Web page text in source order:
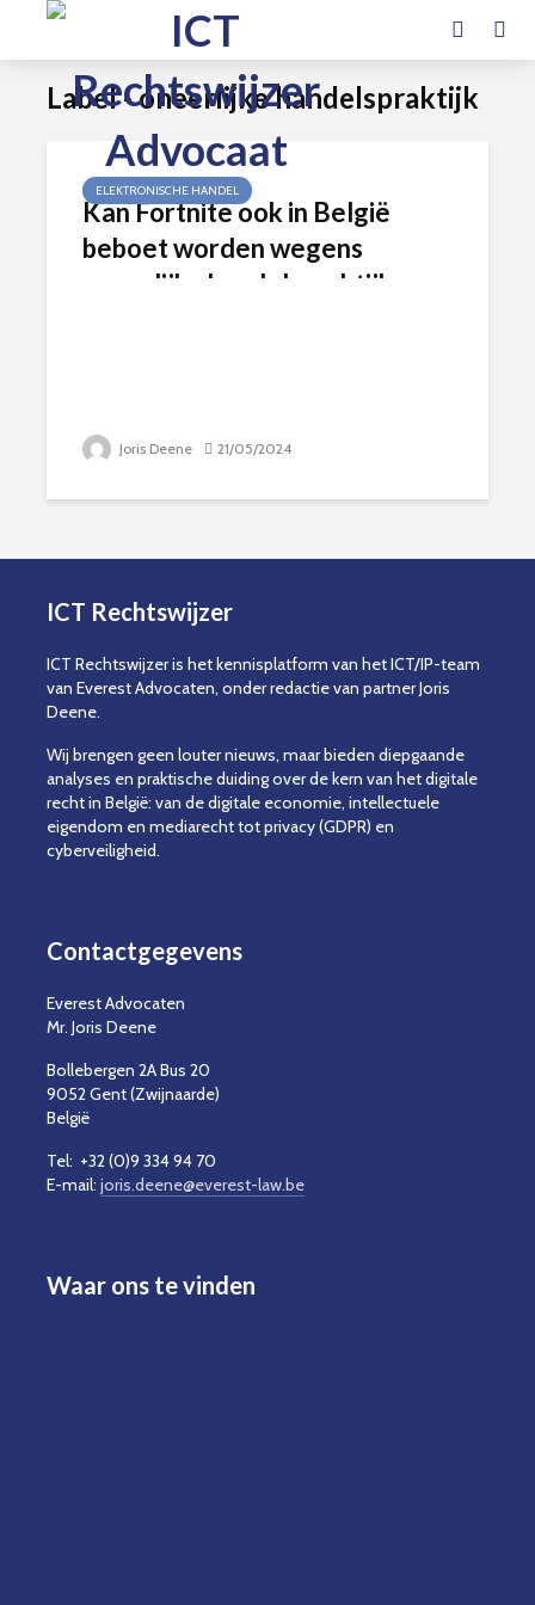
Label - oneerlijke handelspraktijk
ELEKTRONISCHE HANDEL
Kan Fortnite ook in België
beboet worden wegens
oneerlijke handelspraktijken
Joris Deene 21/05/2024
ICT Rechtswijzer
ICT Rechtswijzer is het kennisplatform van het ICT/IP-team
van Everest Advocaten, onder redactie van partner Joris
Deene.
Wij brengen geen louter nieuws, maar bieden diepgaande
analyses en praktische duiding over de kern van het digitale
recht in België: van de digitale economie, intellectuele
eigendom en mediarecht tot privacy (GDPR) en
cyberveiligheid.
Contactgegevens
Everest Advocaten
Mr. Joris Deene
Bollebergen 2A Bus 20
9052 Gent (Zwijnaarde)
België
Tel: +32 (0)9 334 94 70
E-mail: joris.deene@everest-law.be
Waar ons te vinden